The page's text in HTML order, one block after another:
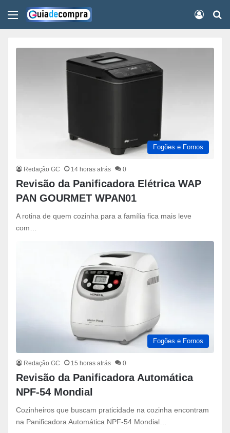
Menu
Fogões e Fornos
Redação GC 14 horas atrás 0
Revisão da Panificadora Elétrica WAP
PAN GOURMET WPAN01
A rotina de quem cozinha para a família fica mais leve
com…
Fogões e Fornos
Redação GC 15 horas atrás 0
Revisão da Panificadora Automática
NPF-54 Mondial
Cozinheiros que buscam praticidade na cozinha encontram
na Panificadora Automática NPF-54 Mondial…